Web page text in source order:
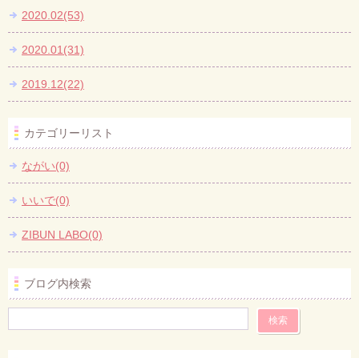
2020.02(53)
2020.01(31)
2019.12(22)
カテゴリーリスト
ながい(0)
いいで(0)
ZIBUN LABO(0)
ブログ内検索